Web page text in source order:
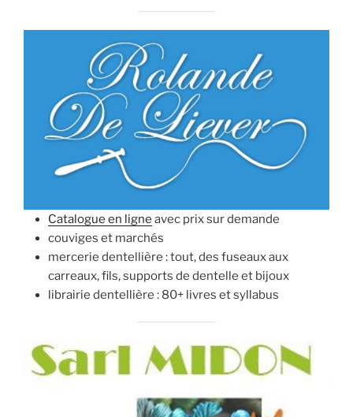
Catalogue en ligne avec prix sur demande
couviges et marchés
mercerie dentellière : tout, des fuseaux aux
carreaux, fils, supports de dentelle et bijoux
librairie dentellière : 80+ livres et syllabus